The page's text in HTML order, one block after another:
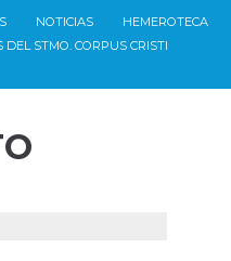
NOTICIAS
HEMEROTECA
DEL STMO. CORPUS CRISTI